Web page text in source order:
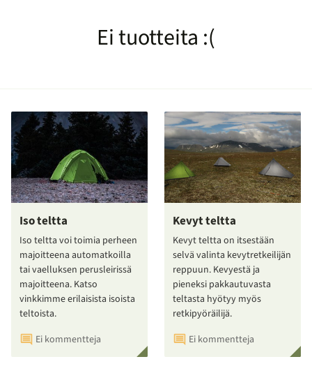
Ei tuotteita :(
Iso teltta
Iso teltta voi toimia perheen
majoitteena automatkoilla
tai vaelluksen perusleirissä
majoitteena. Katso
vinkkimme erilaisista isoista
teltoista.
Ei kommentteja
Kevyt teltta
Kevyt teltta on itsestään
selvä valinta kevytretkeilijän
reppuun. Kevyestä ja
pieneksi pakkautuvasta
teltasta hyötyy myös
retkipyöräilijä.
Ei kommentteja